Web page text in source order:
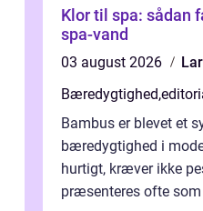
Klor til spa: sådan
spa-vand
03 august 2026
Bæredygtighed,
Bambus er blevet et
bæredygtighed i
hurtigt, kræver ikke
præsenteres ofte